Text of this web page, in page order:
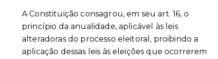
A Constituição consagrou, em seu art. 16, o
princípio da anualidade, aplicável às leis
alteradoras do processo eleitoral, proibindo a
aplicação dessas leis às eleições que ocorrerem